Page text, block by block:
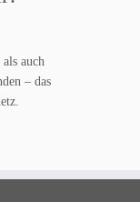
auch
– das